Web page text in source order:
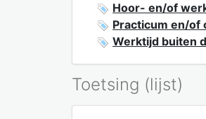
Hoor- en/of
Practicum en/of
Werktijd buiten
Toetsing (lijst)